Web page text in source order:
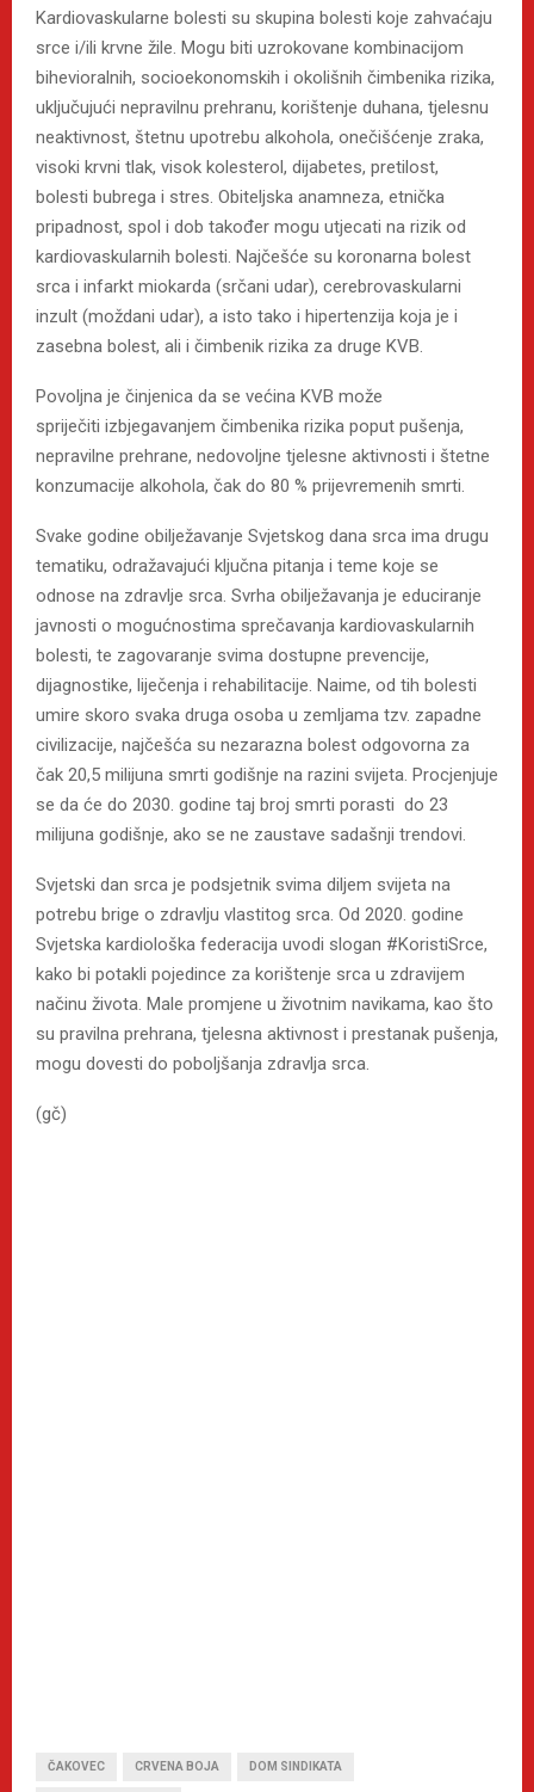
Kardiovaskularne bolesti su skupina bolesti koje zahvaćaju
srce i/ili krvne žile. Mogu biti uzrokovane kombinacijom
bihevioralnih, socioekonomskih i okolišnih čimbenika rizika,
uključujući nepravilnu prehranu, korištenje duhana, tjelesnu
neaktivnost, štetnu upotrebu alkohola, onečišćenje zraka,
visoki krvni tlak, visok kolesterol, dijabetes, pretilost,
bolesti bubrega i stres. Obiteljska anamneza, etnička
pripadnost, spol i dob također mogu utjecati na rizik od
kardiovaskularnih bolesti. Najčešće su koronarna bolest
srca i infarkt miokarda (srčani udar), cerebrovaskularni
inzult (moždani udar), a isto tako i hipertenzija koja je i
zasebna bolest, ali i čimbenik rizika za druge KVB.
Povoljna je činjenica da se većina KVB može
spriječiti izbjegavanjem čimbenika rizika poput pušenja,
nepravilne prehrane, nedovoljne tjelesne aktivnosti i štetne
konzumacije alkohola, čak do 80 % prijevremenih smrti.
Svake godine obilježavanje Svjetskog dana srca ima drugu
tematiku, odražavajući ključna pitanja i teme koje se
odnose na zdravlje srca. Svrha obilježavanja je educiranje
javnosti o mogućnostima sprečavanja kardiovaskularnih
bolesti, te zagovaranje svima dostupne prevencije,
dijagnostike, liječenja i rehabilitacije. Naime, od tih bolesti
umire skoro svaka druga osoba u zemljama tzv. zapadne
civilizacije, najčešća su nezarazna bolest odgovorna za
čak 20,5 milijuna smrti godišnje na razini svijeta. Procjenjuje
se da će do 2030. godine taj broj smrti porasti do 23
milijuna godišnje, ako se ne zaustave sadašnji trendovi.
Svjetski dan srca je podsjetnik svima diljem svijeta na
potrebu brige o zdravlju vlastitog srca. Od 2020. godine
Svjetska kardiološka federacija uvodi slogan #KoristiSrce,
kako bi potakli pojedince za korištenje srca u zdravijem
načinu života. Male promjene u životnim navikama, kao što
su pravilna prehrana, tjelesna aktivnost i prestanak pušenja,
mogu dovesti do poboljšanja zdravlja srca.
(gč)
ČAKOVEC CRVENA BOJA DOM SINDIKATA